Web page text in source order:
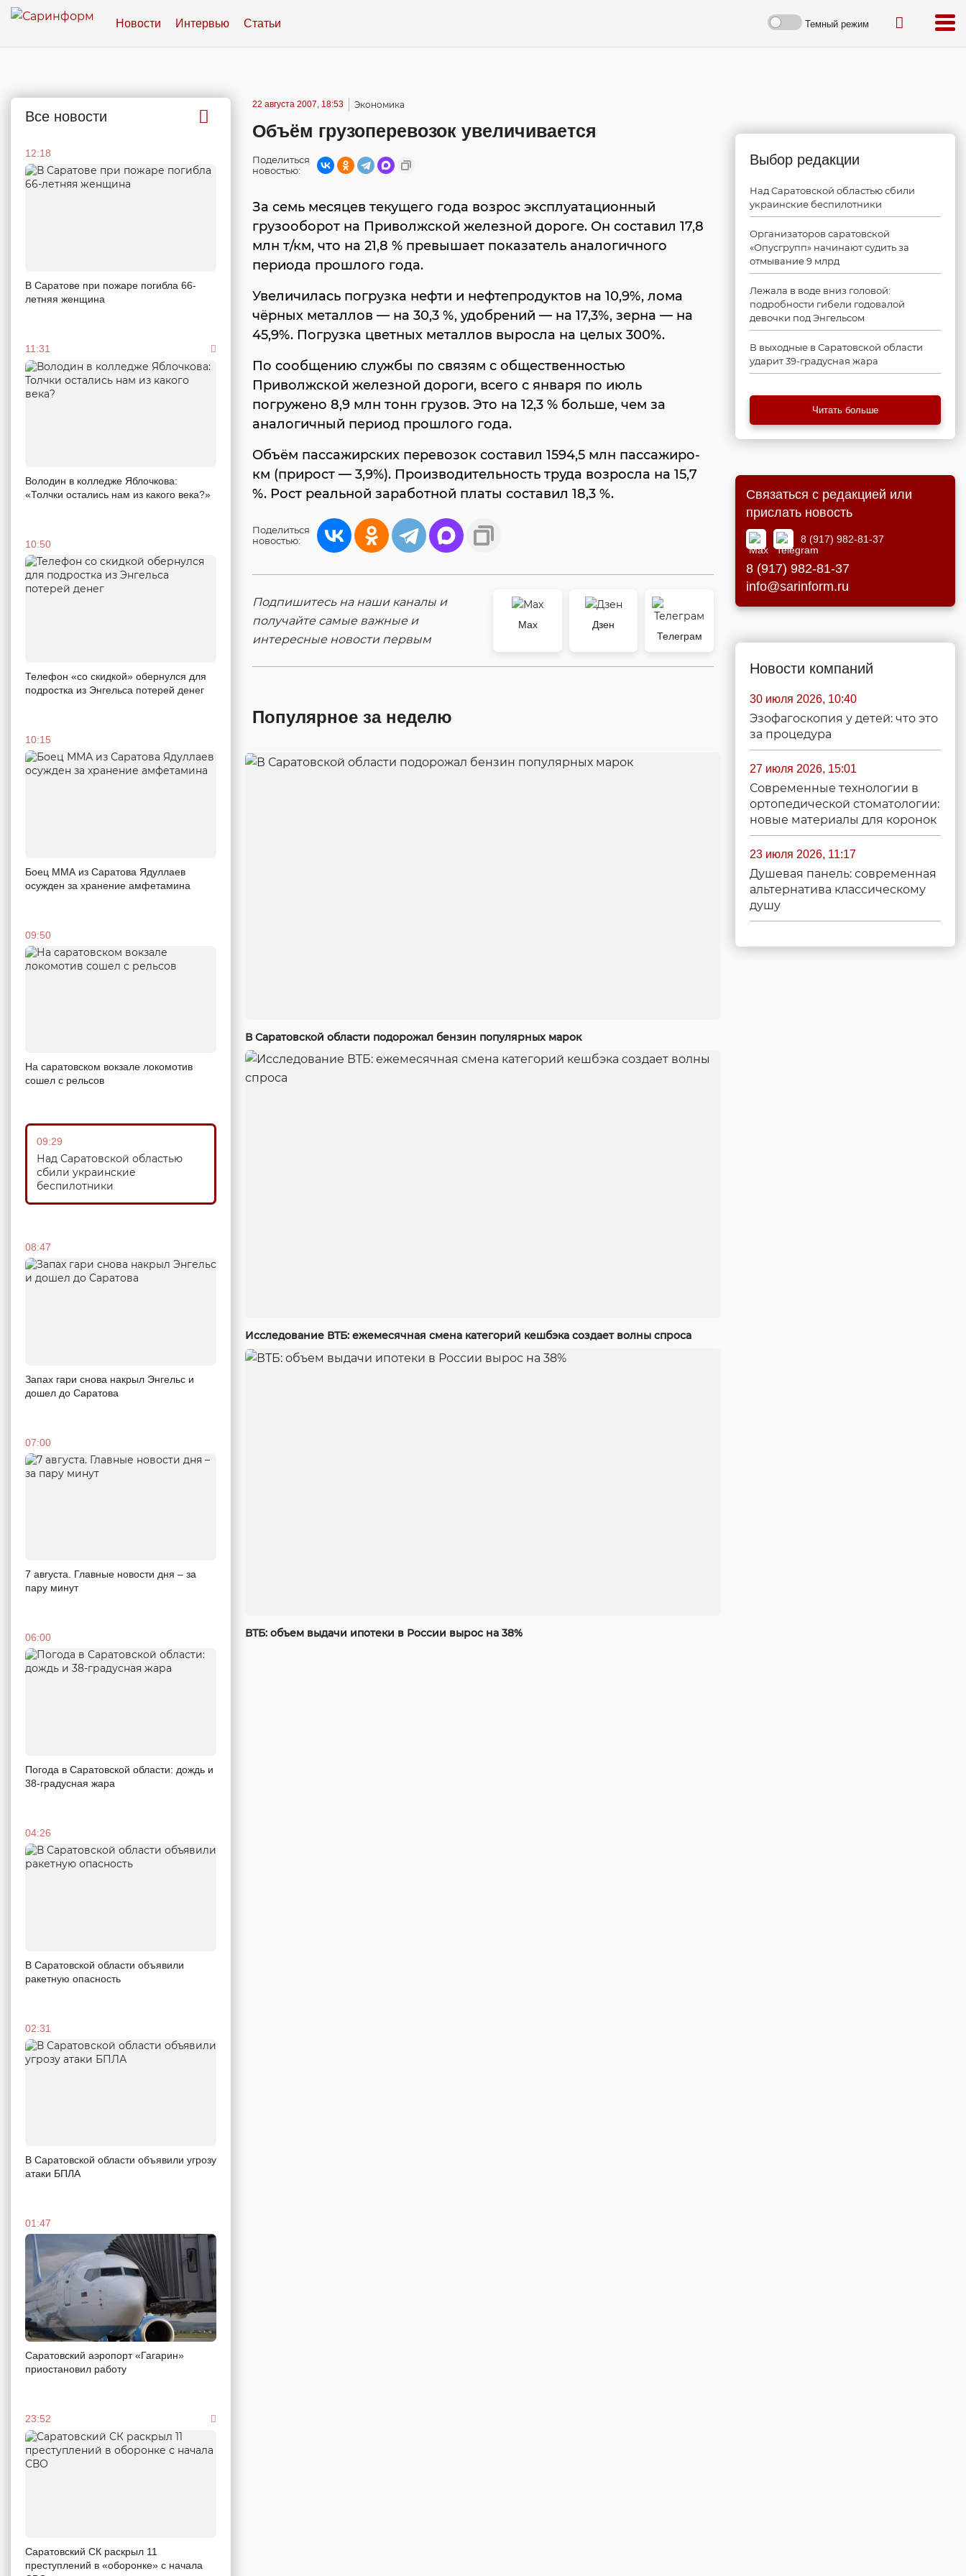
Новости Интервью Статьи Темный режим
Все новости
12:18
В Саратове при пожаре погибла 66-
летняя женщина
11:31
Володин в колледже Яблочкова:
«Толчки остались нам из какого века?»
10:50
Телефон «со скидкой» обернулся для
подростка из Энгельса потерей денег
10:15
Боец ММА из Саратова Ядуллаев
осужден за хранение амфетамина
09:50
На саратовском вокзале локомотив
сошел с рельсов
09:29
Над Саратовской областью
сбили украинские
беспилотники
08:47
Запах гари снова накрыл Энгельс и
дошел до Саратова
07:00
7 августа. Главные новости дня – за
пару минут
06:00
Погода в Саратовской области: дождь и
38-градусная жара
04:26
В Саратовской области объявили
ракетную опасность
02:31
В Саратовской области объявили угрозу
атаки БПЛА
01:47
Саратовский аэропорт «Гагарин»
приостановил работу
23:52
Саратовский СК раскрыл 11
преступлений в «оборонке» с начала
22 августа 2007, 18:53 Экономика
Объём грузоперевозок увеличивается
Поделиться
новостью:
За семь месяцев текущего года возрос эксплуатационный
грузооборот на Приволжской железной дороге. Он составил 17,8
млн т/км, что на 21,8 % превышает показатель аналогичного
периода прошлого года.
Увеличилась погрузка нефти и нефтепродуктов на 10,9%, лома
чёрных металлов — на 30,3 %, удобрений — на 17,3%, зерна — на
45,9%. Погрузка цветных металлов выросла на целых 300%.
По сообщению службы по связям с общественностью
Приволжской железной дороги, всего с января по июль
погружено 8,9 млн тонн грузов. Это на 12,3 % больше, чем за
аналогичный период прошлого года.
Объём пассажирских перевозок составил 1594,5 млн пассажиро-
км (прирост — 3,9%). Производительность труда возросла на 15,7
%. Рост реальной заработной платы составил 18,3 %.
Поделиться
новостью:
Подпишитесь на наши каналы и
получайте самые важные и
интересные новости первым
Max
Дзен
Телеграм
Популярное за неделю
В Саратовской области подорожал бензин популярных марок
Исследование ВТБ: ежемесячная смена категорий кешбэка создает волны спроса
ВТБ: объем выдачи ипотеки в России вырос на 38%
Выбор редакции
Над Саратовской областью сбили
украинские беспилотники
Организаторов саратовской
«Опусгрупп» начинают судить за
отмывание 9 млрд
Лежала в воде вниз головой:
подробности гибели годовалой
девочки под Энгельсом
В выходные в Саратовской области
ударит 39-градусная жара
Читать больше
Связаться с редакцией или
прислать новость
8 (917) 982-81-37
8 (917) 982-81-37
info@sarinform.ru
Новости компаний
30 июля 2026, 10:40
Эзофагоскопия у детей: что это
за процедура
27 июля 2026, 15:01
Современные технологии в
ортопедической стоматологии:
новые материалы для коронок
23 июля 2026, 11:17
Душевая панель: современная
альтернатива классическому
душу